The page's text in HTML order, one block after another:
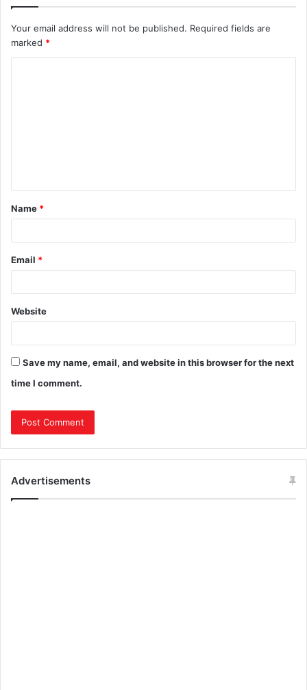
Your email address will not be published. Required fields are
marked *
Name *
Email *
Website
Save my name, email, and website in this browser for the next
time I comment.
Advertisements